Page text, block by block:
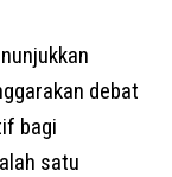
debat
bagi
satu